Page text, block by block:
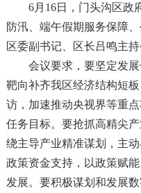
6月16日，门头沟区政
防汛、端午假期服务保障
区委副书记、区长吕鸣主持
会议要求，要坚定发
靶向补齐我区经济结构短
访，加速推动央视界等重
任务目标。要抢抓高精尖
绕主导产业精准谋划，主
政策资金支持，以政策赋
发展。要积极谋划和发展